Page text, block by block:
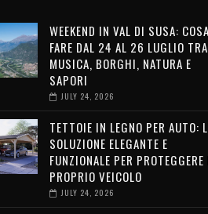
WEEKEND IN VAL DI SUSA: COSA
FARE DAL 24 AL 26 LUGLIO TRA
MUSICA, BORGHI, NATURA E
SAPORI
JULY 24, 2026
TETTOIE IN LEGNO PER AUTO:
SOLUZIONE ELEGANTE E
FUNZIONALE PER
PROPRIO VEICOLO
JULY 24, 2026